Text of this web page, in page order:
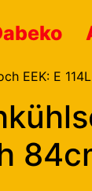
EEK: E 114L